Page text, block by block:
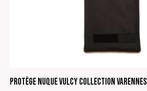
Protège nuque Vulcy Collection Varennes